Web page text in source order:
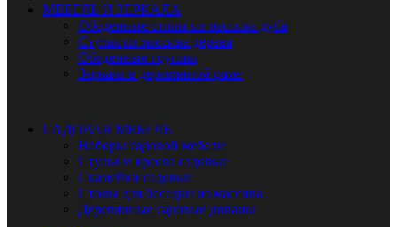
МЕБЕЛЬ И ЗЕРКАЛА
Обеденные столы из массива дуба
Стулья из массива дерева
Обеденные группы
Зеркала в деревянной раме
САДОВАЯ МЕБЕЛЬ
Наборы садовой мебели
Стулья и кресла садовые
Скамейки садовые
Столы для беседки из массива
Деревянные садовые диваны